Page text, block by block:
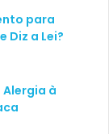
para
Diz a Lei?
à